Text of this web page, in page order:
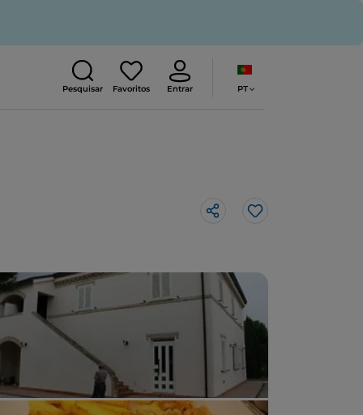
Pesquisar Favoritos Entrar PT
Gosto